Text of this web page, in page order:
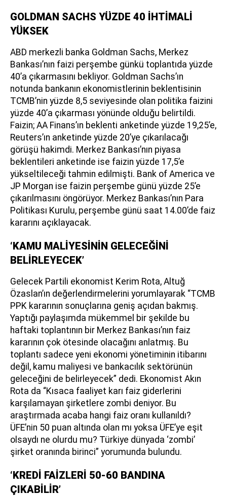
GOLDMAN SACHS YÜZDE 40 İHTİMALİ
YÜKSEK
ABD merkezli banka Goldman Sachs, Merkez
Bankası’nın faizi perşembe günkü toplantıda yüzde
40’a çıkarmasını bekliyor. Goldman Sachs’ın
notunda bankanın ekonomistlerinin beklentisinin
TCMB’nin yüzde 8,5 seviyesinde olan politika faizini
yüzde 40’a çıkarması yönünde olduğu belirtildi.
Faizin; AA Finans’ın beklenti anketinde yüzde 19,25’e,
Reuters’ın anketinde yüzde 20’ye çıkarılacağı
görüşü hakimdi. Merkez Bankası’nın piyasa
beklentileri anketinde ise faizin yüzde 17,5’e
yükseltileceği tahmin edilmişti. Bank of America ve
JP Morgan ise faizin perşembe günü yüzde 25’e
çıkarılmasını öngörüyor. Merkez Bankası’nın Para
Politikası Kurulu, perşembe günü saat 14.00’de faiz
kararını açıklayacak.
‘KAMU MALİYESİNİN GELECEĞİNİ
BELİRLEYECEK’
Gelecek Partili ekonomist Kerim Rota, Altuğ
Özaslan’ın değerlendirmelerini yorumlayarak “TCMB
PPK kararının sonuçlarına geniş açıdan bakmış.
Yaptığı paylaşımda mükemmel bir şekilde bu
haftaki toplantının bir Merkez Bankası’nın faiz
kararının çok ötesinde olacağını anlatmış. Bu
toplantı sadece yeni ekonomi yönetiminin itibarını
değil, kamu maliyesi ve bankacılık sektörünün
geleceğini de belirleyecek” dedi. Ekonomist Akın
Rota da “Kısaca faaliyet karı faiz giderlerini
karşılamayan şirketlere zombi deniyor. Bu
araştırmada acaba hangi faiz oranı kullanıldı?
ÜFE’nin 50 puan altında olan mı yoksa ÜFE’ye eşit
olsaydı ne olurdu mu? Türkiye dünyada ‘zombi’
şirket oranında birinci” yorumunda bulundu.
‘KREDİ FAİZLERİ 50-60 BANDINA
ÇIKABİLİR’